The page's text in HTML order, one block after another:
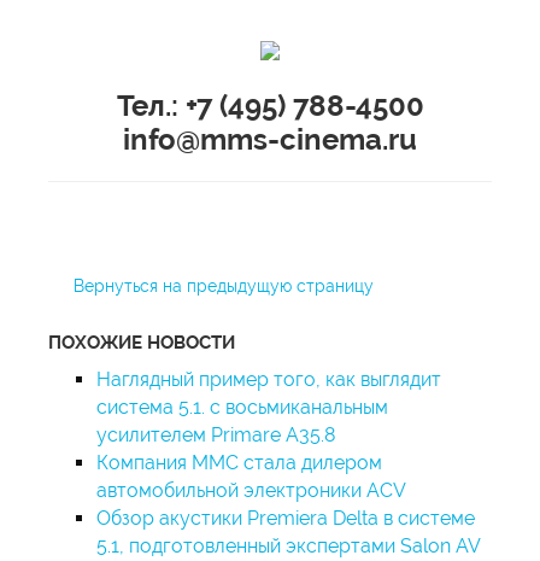
Тел.: +7 (495) 788-4500
info@mms-cinema.ru
Вернуться на предыдущую страницу
ПОХОЖИЕ НОВОСТИ
Наглядный пример того, как выглядит
система 5.1. с восьмиканальным
усилителем Primare A35.8
Компания ММС стала дилером
автомобильной электроники ACV
Обзор акустики Premiera Delta в системе
5.1, подготовленный экспертами Salon AV